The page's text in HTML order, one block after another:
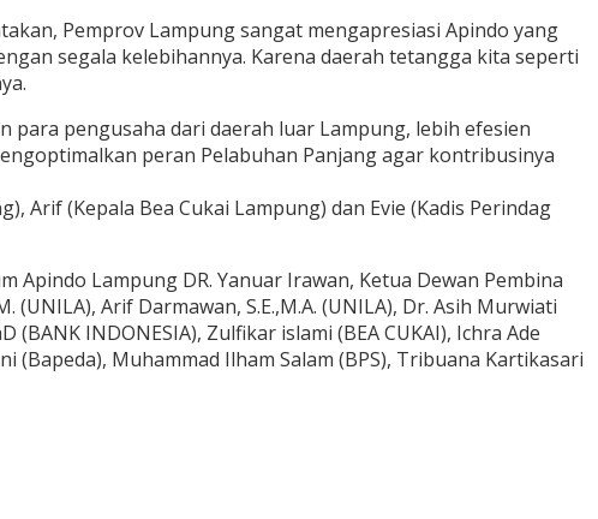
Pemprov Lampung sangat mengapresiasi Apindo yang
segala kelebihannya. Karena daerah tetangga kita seperti
para pengusaha dari daerah luar Lampung, lebih efesien
peran Pelabuhan Panjang agar kontribusinya
Arif (Kepala Bea Cukai Lampung) dan Evie (Kadis Perindag
Apindo Lampung DR. Yanuar Irawan, Ketua Dewan Pembina
(UNILA), Arif Darmawan, S.E.,M.A. (UNILA), Dr. Asih Murwiati
(BANK INDONESIA), Zulfikar islami (BEA CUKAI), Ichra Ade
(Bapeda), Muhammad Ilham Salam (BPS), Tribuana Kartikasari